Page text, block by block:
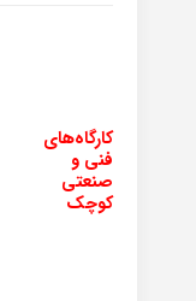
کارگاه‌های
فنی و
صنعتی
کوچک